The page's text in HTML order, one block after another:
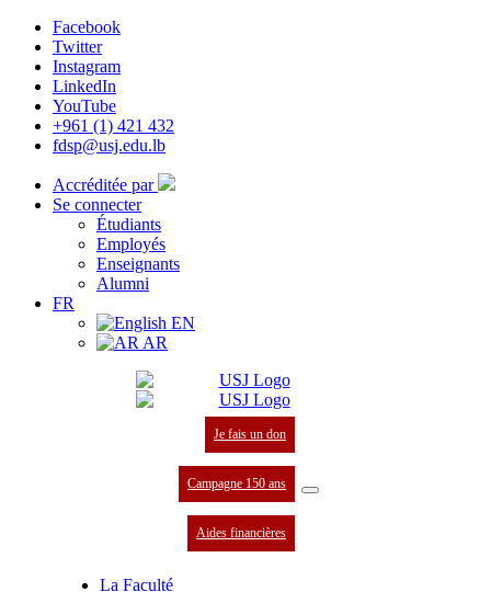
Facebook
Twitter
Instagram
LinkedIn
YouTube
+961 (1) 421 432
fdsp@usj.edu.lb
Accréditée par
Se connecter
Étudiants
Employés
Enseignants
Alumni
FR
EN
AR
Je fais un don
Campagne 150 ans
Aides financières
La Faculté